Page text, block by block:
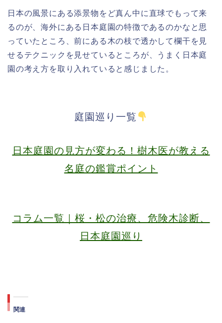
日本の風景にある添景物をど真ん中に直球でもって来
るのが、海外にある日本庭園の特徴であるのかなと思
っていたところ、前にある木の枝で透かして欄干を見
せるテクニックを見せているところが、うまく日本庭
園の考え方を取り入れていると感じました。
庭園巡り一覧
日本庭園の見方が変わる！樹木医が教える
名庭の鑑賞ポイント
コラム一覧｜桜・松の治療、危険木診断、
日本庭園巡り
関連